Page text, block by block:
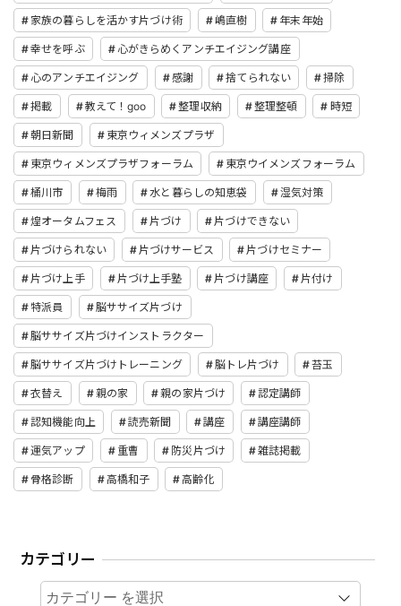
家族の暮らしを活かす片づけ術 嶋直樹 年末年始
幸せを呼ぶ 心がきらめくアンチエイジング講座
心のアンチエイジング 感謝 捨てられない 掃除
掲載 教えて！goo 整理収納 整理整頓 時短
朝日新聞 東京ウィメンズプラザ
東京ウィメンズプラザフォーラム 東京ウイメンズフォーラム
桶川市 梅雨 水と暮らしの知恵袋 湿気対策
煌オータムフェス 片づけ 片づけできない
片づけられない 片づけサービス 片づけセミナー
片づけ上手 片づけ上手塾 片づけ講座 片付け
特派員 脳ササイズ片づけ
脳ササイズ片づけインストラクター
脳ササイズ片づけトレーニング 脳トレ片づけ 苔玉
衣替え 親の家 親の家片づけ 認定講師
認知機能向上 読売新聞 講座 講座講師
運気アップ 重曹 防災片づけ 雑誌掲載
骨格診断 高橋和子 高齢化
カテゴリー
カテゴリー